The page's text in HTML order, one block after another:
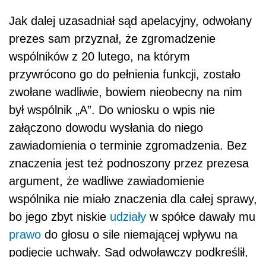
Jak dalej uzasadniał sąd apelacyjny, odwołany
prezes sam przyznał, że zgromadzenie
wspólników z 20 lutego, na którym
przywrócono go do pełnienia funkcji, zostało
zwołane wadliwie, bowiem nieobecny na nim
był wspólnik „A”. Do wniosku o wpis nie
załączono dowodu wysłania do niego
zawiadomienia o terminie zgromadzenia. Bez
znaczenia jest też podnoszony przez prezesa
argument, że wadliwe zawiadomienie
wspólnika nie miało znaczenia dla całej sprawy,
bo jego zbyt niskie udziały w spółce dawały mu
prawo do głosu o sile niemającej wpływu na
podjęcie uchwały. Sąd odwoławczy podkreślił,